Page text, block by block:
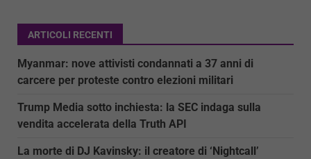
ARTICOLI RECENTI
Myanmar: nove attivisti condannati a 37 anni di
carcere per proteste contro elezioni militari
Trump Media sotto inchiesta: la SEC indaga sulla
vendita accelerata della Truth API
La morte di DJ Kavinsky: il creatore di ‘Nightcall’